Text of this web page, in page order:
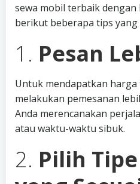
sewa mobil terbaik
berikut beberapa tips yang
1. Pesan
Untuk mendapatkan
melakukan pemesanan
Anda merencanakan
atau waktu-waktu sibuk.
2. Pilih